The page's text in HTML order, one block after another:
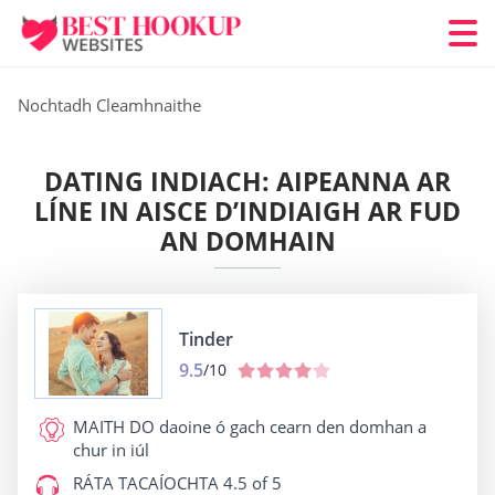
Nochtadh Cleamhnaithe
DATING INDIACH: AIPEANNA AR
LÍNE IN AISCE D’INDIAIGH AR FUD
AN DOMHAIN
Tinder
9.5/10
MAITH DO daoine ó gach cearn den domhan a
chur in iúl
RÁTA TACAÍOCHTA 4.5 of 5